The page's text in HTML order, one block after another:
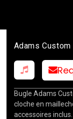
Adams Custom
Bugle Adams
cloche en
accessoires inclus.